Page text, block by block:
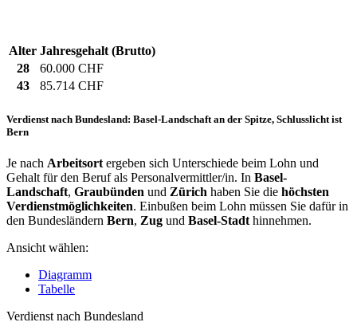
Alter Jahresgehalt (Brutto)
28
60.000 CHF
43
85.714 CHF
Verdienst nach Bundesland: Basel-Landschaft an der Spitze, Schlusslicht ist
Bern
Je nach Arbeitsort ergeben sich Unterschiede beim Lohn und
Gehalt für den Beruf als Personalvermittler/in. In Basel-
Landschaft, Graubünden und Zürich haben Sie die höchsten
Verdienstmöglichkeiten. Einbußen beim Lohn müssen Sie dafür in
den Bundesländern Bern, Zug und Basel-Stadt hinnehmen.
Ansicht wählen:
Diagramm
Tabelle
Verdienst nach Bundesland